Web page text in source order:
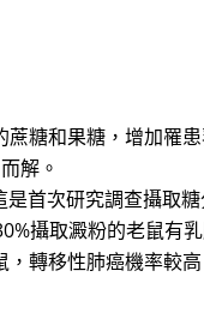
糖和果糖，增加罹
解。
首次研究調查攝取
攝取澱粉的老鼠有
轉移性肺癌機率較高